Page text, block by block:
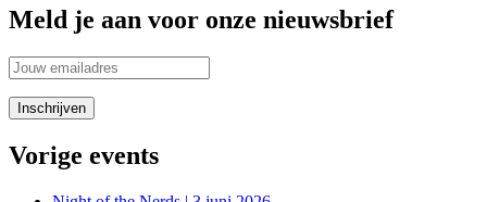
Meld je aan voor onze nieuwsbrief
Vorige events